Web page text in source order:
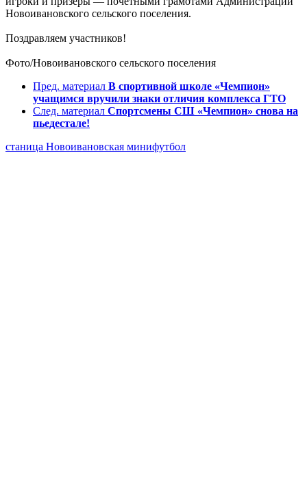
Новоивановского сельского поселения.
Поздравляем участников!
Фото/Новоивановского сельского поселения
Пред. материал В спортивной школе «Чемпион»
учащимся вручили знаки отличия комплекса ГТО
След. материал Спортсмены СШ «Чемпион» снова на
пьедестале!
станица Новоивановская минифутбол